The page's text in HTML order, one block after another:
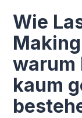
Wie
warum
kaum